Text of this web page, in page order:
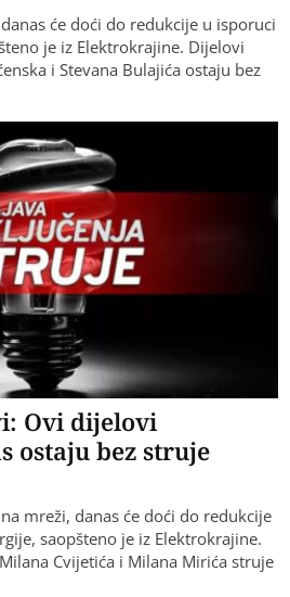
će doći do redukcije u isporuci
je iz Elektrokrajine. Dijelovi
i Stevana Bulajića ostaju bez
Ovi dijelovi
ostaju bez struje
mreži, danas će doći do redukcije
saopšteno je iz Elektrokrajine.
Cvijetića i Milana Mirića struje